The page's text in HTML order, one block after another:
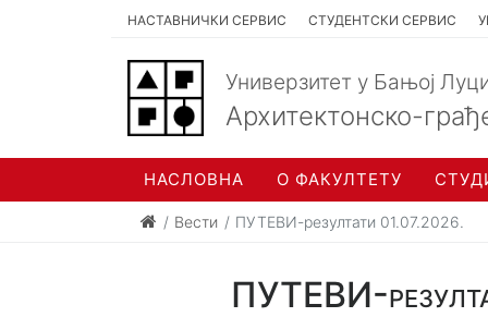
НАСТАВНИЧКИ СЕРВИС СТУДЕНТСКИ СЕРВИС
Универзитет у Бањој
Архитектонско-
НАСЛОВНА О ФАКУЛТЕТУ
Вести ПУТЕВИ-резултати 01.07.2026.
ПУТЕВИ-